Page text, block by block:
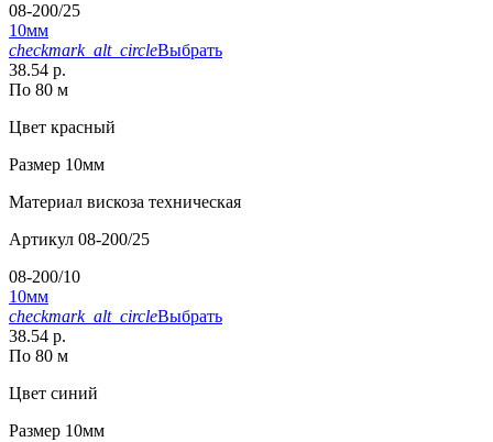
08-200/25
10мм
checkmark_alt_circleВыбрать
38.54 р.
По 80 м
Цвет красный
Размер 10мм
Материал вискоза техническая
Артикул 08-200/25
08-200/10
10мм
checkmark_alt_circleВыбрать
38.54 р.
По 80 м
Цвет синий
Размер 10мм